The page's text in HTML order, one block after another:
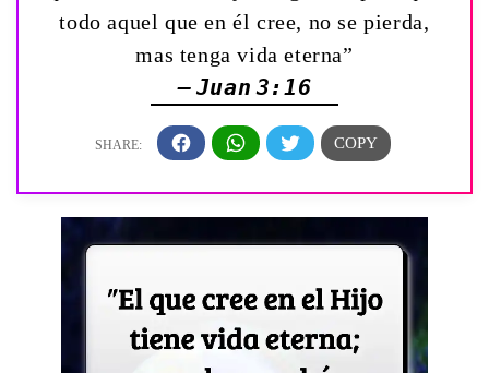
todo aquel que en él cree, no se pierda,
mas tenga vida eterna”
— Juan 3:16